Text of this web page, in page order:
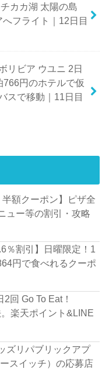
カカ湖 太陽の島
フライト｜12日目
リビア ウユニ 2日
766円のホテルで仮
スで移動｜11日目
半額クーポン】ピザ全
ュー等の割引・攻略
％割引】日曜限定！1
円で食べれるクーポ
回 Go To Eat！
楽天ポイント&LINE
ズリパブリックアプ
スイッチ）の応募店